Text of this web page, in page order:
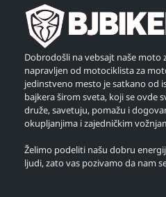
Dobrodošli na vebsajt naše moto
napravljen od motociklista za
jedinstveno mesto je satkano od
bajkera širom sveta, koji se ovde
druže, savetuju, pomažu i
okupljanjima i zajedničkim
Želimo podeliti našu dobru
ljudi, zato vas pozivamo da nam